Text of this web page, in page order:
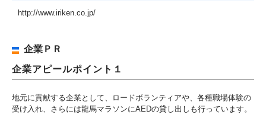
http://www.iriken.co.jp/
企業ＰＲ
企業アピールポイント１
地元に貢献する企業として、ロードボランティアや、各種職場体験の
受け入れ、さらには龍馬マラソンにAEDの貸し出しも行っています。